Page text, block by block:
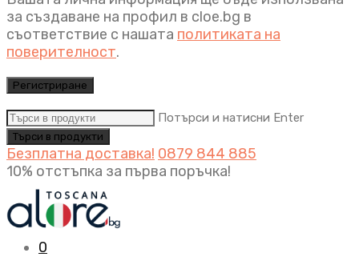
за създаване на профил в cloe.bg в
съответствие с нашата политиката на
поверителност.
Регистриране
Потърси и натисни Enter
Безплатна доставка! 0879 844 885
10% отстъпка за първа поръчка!
0